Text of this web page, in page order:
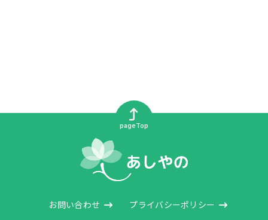
お問い合わせ プライバシーポリシー
pageTop